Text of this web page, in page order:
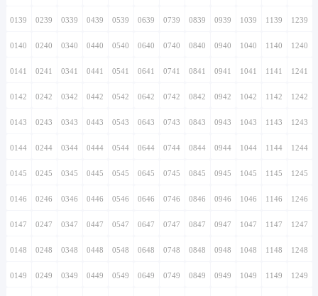
0139 0239 0339 0439 0539 0639 0739 0839 0939 1039 1139 1239
0140 0240 0340 0440 0540 0640 0740 0840 0940 1040 1140 1240
0141 0241 0341 0441 0541 0641 0741 0841 0941 1041 1141 1241
0142 0242 0342 0442 0542 0642 0742 0842 0942 1042 1142 1242
0143 0243 0343 0443 0543 0643 0743 0843 0943 1043 1143 1243
0144 0244 0344 0444 0544 0644 0744 0844 0944 1044 1144 1244
0145 0245 0345 0445 0545 0645 0745 0845 0945 1045 1145 1245
0146 0246 0346 0446 0546 0646 0746 0846 0946 1046 1146 1246
0147 0247 0347 0447 0547 0647 0747 0847 0947 1047 1147 1247
0148 0248 0348 0448 0548 0648 0748 0848 0948 1048 1148 1248
0149 0249 0349 0449 0549 0649 0749 0849 0949 1049 1149 1249